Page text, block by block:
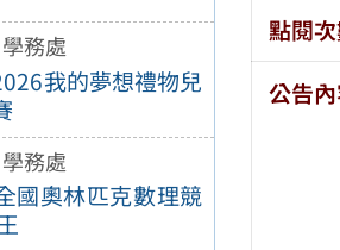
學務處
我的夢想禮物兒
學務處
國奧林匹克數理競
點閱
公告